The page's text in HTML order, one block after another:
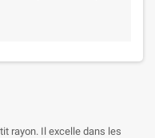
rayon. Il excelle dans les